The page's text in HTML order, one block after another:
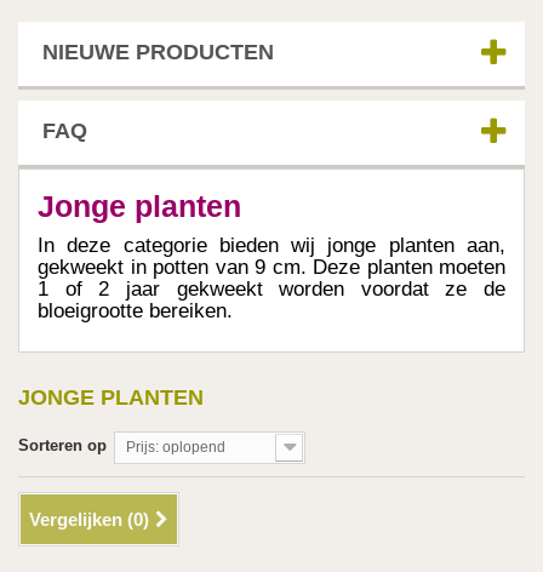
NIEUWE PRODUCTEN
FAQ
Jonge planten
In deze categorie bieden wij jonge planten aan,
gekweekt in potten van 9 cm. Deze planten moeten
1 of 2 jaar gekweekt worden voordat ze de
bloeigrootte bereiken.
JONGE PLANTEN
Sorteren op Prijs: oplopend
Vergelijken (0)